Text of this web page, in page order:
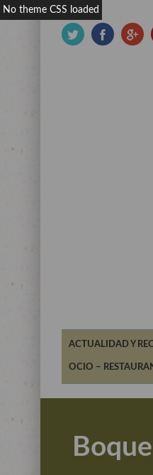
ACTUALIDAD Y
OCIO –
No theme CSS loaded